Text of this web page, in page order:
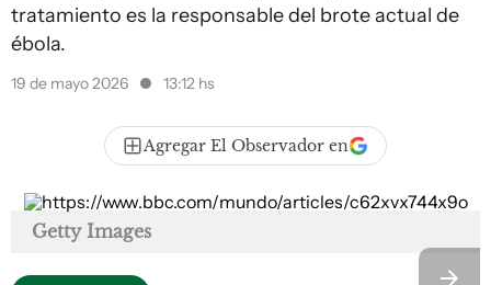
tratamiento es la responsable del brote actual de
ébola.
19 de mayo 2026 13:12 hs
Agregar El Observador en
Getty Images